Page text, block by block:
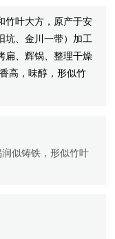
竹叶大方，原产于安
坑、金川一带）加工
扁、辉锅、整理干燥
高，味醇，形似竹
似铸铁，形似竹叶